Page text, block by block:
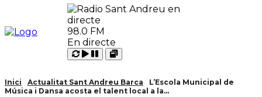
98.0 FM
En directe
Carregant
Reproduir
Pausar
Open
Inici Actualitat Sant Andreu Barca
L’Escola Municipal de
Música i Dansa acosta el talent local a la...